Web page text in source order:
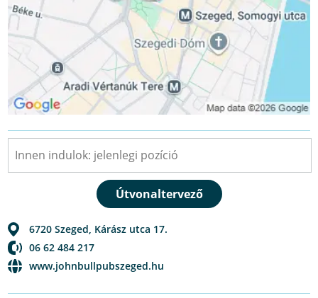
6720 Szeged Kárász utca 17.
06 62 484 217
www.johnbullpubszeged.hu